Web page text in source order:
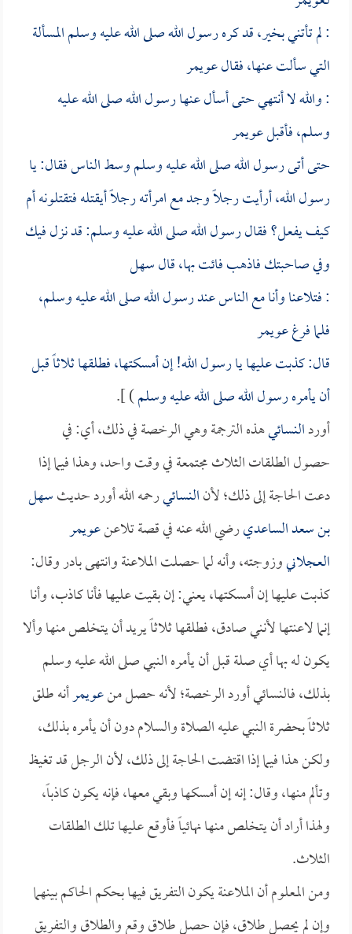
: لم تأتني بخير، قد كره رسول الله صلى الله عليه وسلم المسألة
التي سألت عنها، فقالعويمر
: والله لا أنتهي حتى أسأل عنها رسول الله صلى الله عليه
وسلم، فأقبلعويمر
حتى أتى رسول الله صلى الله عليه وسلم وسط الناس فقال: يا
رسول الله، أرأيت رجلاً وجد مع امرأته رجلاً أيقتله فتقتلونه أم
كيف يفعل؟ فقال رسول الله صلى الله عليه وسلم: قد نزل فيك
وفي صاحبتك فاذهب فائت بها، قالسهل
: فتلاعنا وأنا مع الناس عند رسول الله صلى الله عليه وسلم،
فلما فرغعويمر
قال: كذبت عليها يا رسول الله! إن أمسكتها، فطلقها ثلاثاً قبل
أن يأمره رسول الله صلى الله عليه وسلم) ].
أوردالنسائيهذه الترجمة وهي الرخصة في ذلك، أي: في
حصول الطلقات الثلاث مجتمعة في وقت واحد، وهذا فيما إذا
دعت الحاجة إلى ذلك؛ لأنالنسائيرحمه الله أورد حديثسهل
بن سعد الساعديرضي الله عنه في قصة تلاعنعويمر
العجلانيوزوجته، وأنه لما حصلت الملاعنة وانتهى بادر وقال:
كذبت عليها إن أمسكتها، يعني: إن بقيت عليها فأنا كاذب، وأنا
إنما لاعنتها لأنني صادق، فطلقها ثلاثاً يريد أن يتخلص منها وألا
يكون له بها أي صلة قبل أن يأمره النبي صلى الله عليه وسلم
بذلك، فالنسائي أورد الرخصة؛ لأنه حصل منعويمرأنه طلق
ثلاثاً بحضرة النبي عليه الصلاة والسلام دون أن يأمره بذلك،
ولكن هذا فيما إذا اقتضت الحاجة إلى ذلك، لأن الرجل قد تغيظ
وتألم منها، وقال: إنه إن أمسكها وبقي معها، فإنه يكون كاذباً،
ولهذا أراد أن يتخلص منها نهائياً فأوقع عليها تلك الطلقات
الثلاث.
ومن المعلوم أن الملاعنة يكون التفريق فيها بحكم الحاكم بينهما
وإن لم يحصل طلاق، فإن حصل طلاق وقع والطلاق والتفريق